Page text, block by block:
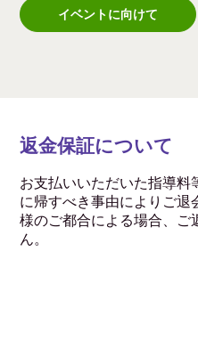
イベントに向けて
返金保証について
お支払いいただいた指導料
に帰すべき事由によりご退
様のご都合による場合、ご
ん。